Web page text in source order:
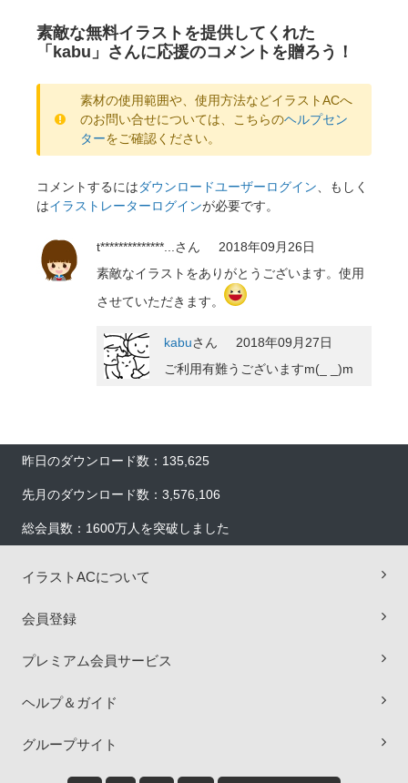
素敵な無料イラストを提供してくれた
「kabu」さんに応援のコメントを贈ろう！
素材の使用範囲や、使用方法などイラストACへ
のお問い合せについては、こちらのヘルプセン
ターをご確認ください。
コメントするにはダウンロードユーザーログイン 、もしく
はイラストレーターログインが必要です。
t**************... さん
2018年09月26日
素敵なイラストをありがとうございます。使用
させていただきます。
kabuさん
2018年09月27日
ご利用有難うございますm(_ _)m
昨日のダウンロード数：135,625
先月のダウンロード数：3,576,106
総会員数：1600万人を突破しました
イラストACについて
会員登録
プレミアム会員サービス
ヘルプ＆ガイド
グループサイト